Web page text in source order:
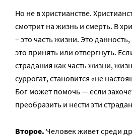
Но не в христианстве.
смотрит на жизнь и смерть. В
– это часть жизни. Это
это принять или отвергнуть.
страдания как часть жизни,
суррогат, становится «не
Бог может помочь — если
преобразить и нести эти
Второе. Человек живет среди